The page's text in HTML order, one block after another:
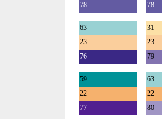
78
78
63
23
76
31
23
79
59
22
77
63
22
80